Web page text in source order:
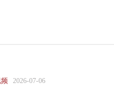
2026-07-06